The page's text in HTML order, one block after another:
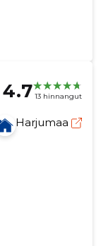
4.7 13 hinnangut
Harjumaa